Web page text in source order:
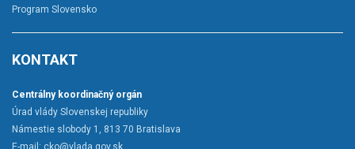
Program Slovensko
KONTAKT
Centrálny koordinačný orgán
Úrad vlády Slovenskej republiky
Námestie slobody 1, 813 70 Bratislava